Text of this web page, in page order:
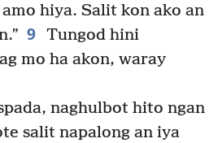
hiya. Salit kon ako an
9 Tungod hini
mo ha akon, waray
naghulbot hito ngan
salit napalong an iya